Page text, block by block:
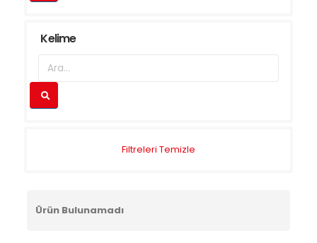
Kelime
Filtreleri Temizle
Ürün Bulunamadı